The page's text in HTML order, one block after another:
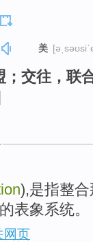
美
；交往，联
),是指整
表象系统。
网页